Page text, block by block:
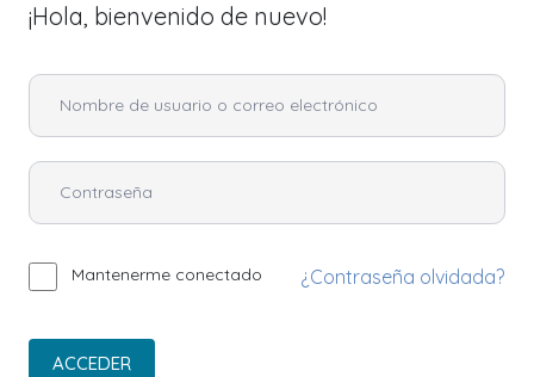
¡Hola, bienvenido de nuevo!
Mantenerme conectado ¿Contraseña olvidada?
ACCEDER